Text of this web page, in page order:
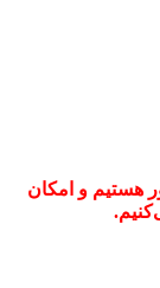
هستیم و امکان